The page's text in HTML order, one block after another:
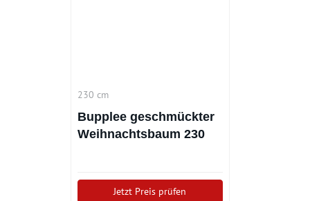
230 cm
Bupplee geschmückter
Weihnachtsbaum 230
Jetzt Preis prüfen